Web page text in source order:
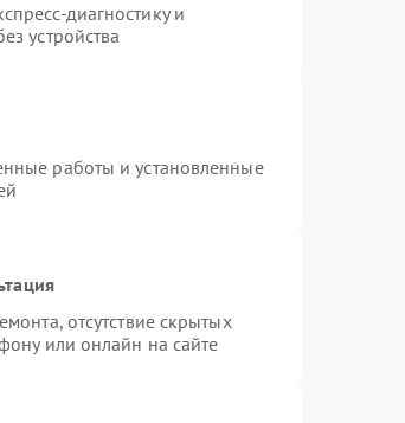
диагностику и
устройства
работы и установленные
отсутствие скрытых
или онлайн на сайте